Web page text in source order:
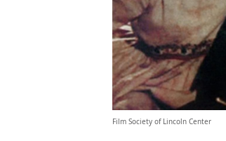
Film Society of Lincoln Center